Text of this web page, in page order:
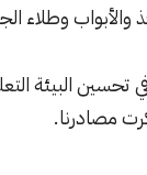
الجدران.
التعليمية ودعم